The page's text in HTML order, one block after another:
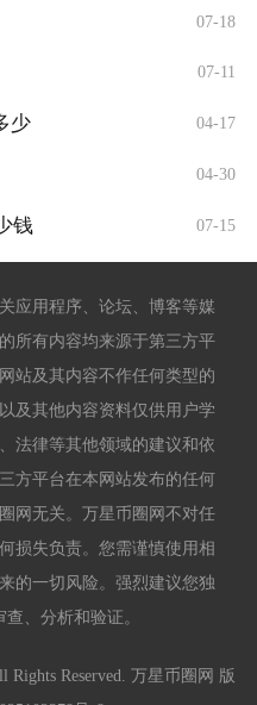
07-18
07-11
少 04-17
04-30
钱 07-15
应用程序、论坛、博客等媒
所有内容均来源于第三方平
站及其内容不作任何类型的
及其他内容资料仅供用户学
法律等其他领域的建议和依
方平台在本网站发布的任何
网无关。万星币圈网不对任
损失负责。您需谨慎使用相
的一切风险。强烈建议您独
、分析和验证。
Reserved. 万星币圈网 版